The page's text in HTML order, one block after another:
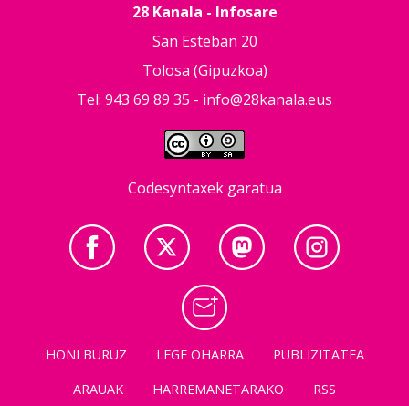
28 Kanala - Infosare
San Esteban 20
Tolosa (Gipuzkoa)
Tel: 943 69 89 35 - info@28kanala.eus
Codesyntaxek garatua
HONI BURUZ LEGE OHARRA
PUBLIZITATEA
ARAUAK
HARREMANETARAKO RSS